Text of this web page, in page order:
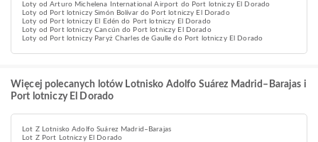
Loty od Arturo Michelena International Airport do Port lotniczy El Dorado
Loty od Port lotniczy Simón Bolívar do Port lotniczy El Dorado
Loty od Port lotniczy El Edén do Port lotniczy El Dorado
Loty od Port lotniczy Cancún do Port lotniczy El Dorado
Loty od Port lotniczy Paryż Charles de Gaulle do Port lotniczy El Dorado
Więcej polecanych lotów Lotnisko Adolfo Suárez Madrid–Barajas i
Port lotniczy El Dorado
Lot Z Lotnisko Adolfo Suárez Madrid–Barajas
Lot Z Port Lotniczy El Dorado